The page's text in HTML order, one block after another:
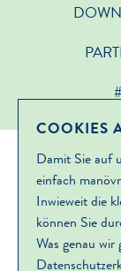
COOKIES
Damit Sie auf
einfach
Inwieweit die
können Sie
Was genau